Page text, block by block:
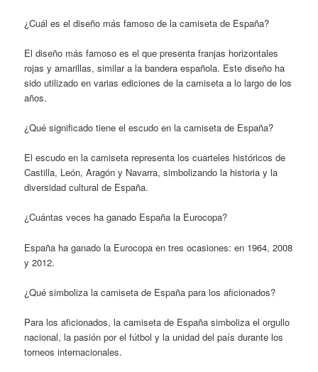
¿Cuál es el diseño más famoso de la camiseta de España?
El diseño más famoso es el que presenta franjas horizontales
rojas y amarillas, similar a la bandera española. Este diseño ha
sido utilizado en varias ediciones de la camiseta a lo largo de los
años.
¿Qué significado tiene el escudo en la camiseta de España?
El escudo en la camiseta representa los cuarteles históricos de
Castilla, León, Aragón y Navarra, simbolizando la historia y la
diversidad cultural de España.
¿Cuántas veces ha ganado España la Eurocopa?
España ha ganado la Eurocopa en tres ocasiones: en 1964, 2008
y 2012.
¿Qué simboliza la camiseta de España para los aficionados?
Para los aficionados, la camiseta de España simboliza el orgullo
nacional, la pasión por el fútbol y la unidad del país durante los
torneos internacionales.